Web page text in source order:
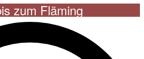
zum Fläming